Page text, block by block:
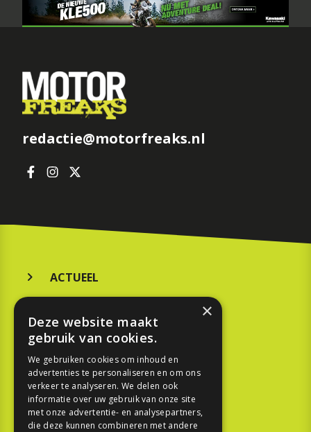
redactie@motorfreaks.nl
ACTUEEL
KOOPGIDS
TESTEN
SPORT
REPORTAGE
×
Deze website maakt
gebruik van cookies.
We gebruiken cookies om inhoud en
advertenties te personaliseren en om ons
verkeer te analyseren. We delen ook
informatie over uw gebruik van onze site
met onze advertentie- en analysepartners,
die deze kunnen combineren met andere